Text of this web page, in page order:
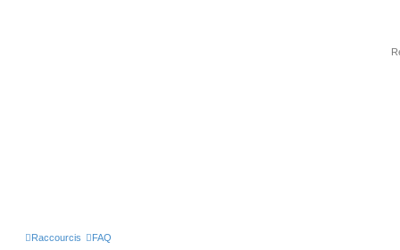
Raccourcis FAQ